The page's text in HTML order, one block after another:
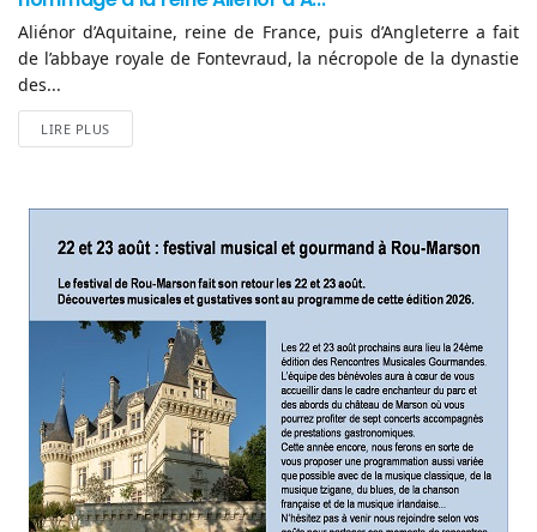
Aliénor d’Aquitaine, reine de France, puis d’Angleterre a fait
de l’abbaye royale de Fontevraud, la nécropole de la dynastie
des...
LIRE PLUS